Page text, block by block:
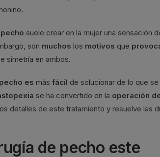
suele crear en la mujer una sensación
son muchos los motivos que
simetría en ambos.
es más fácil de solucionar de lo que se
se ha convertido en la operación
detalles de este tratamiento y resuelve las
de pecho este